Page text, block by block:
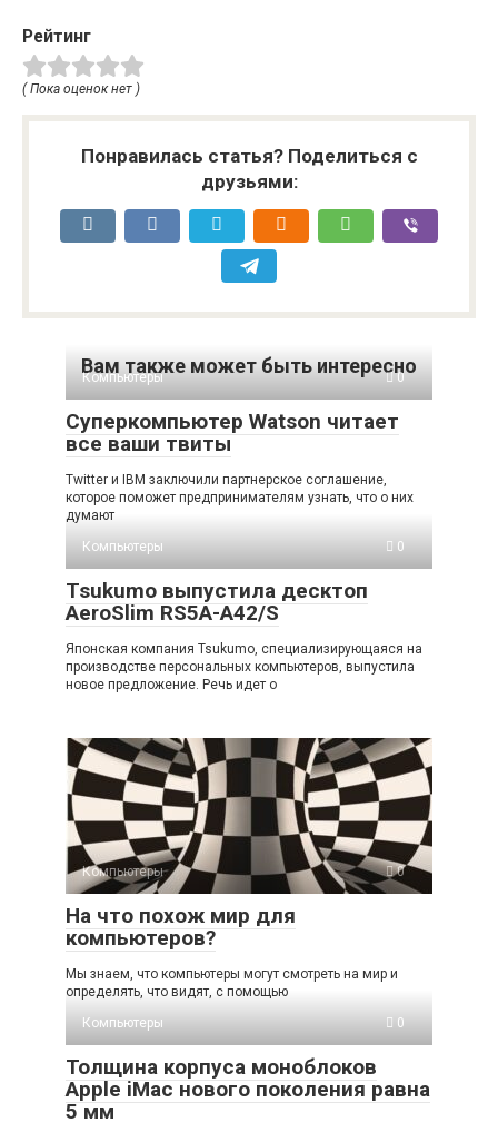
Рейтинг
( Пока оценок нет )
Понравилась статья? Поделиться с
друзьями:
Вам также может быть интересно
Компьютеры 0
Суперкомпьютер Watson читает
все ваши твиты
Twitter и IBM заключили партнерское соглашение,
которое поможет предпринимателям узнать, что о них
думают
Компьютеры
0
Tsukumo выпустила десктоп
AeroSlim RS5A-A42/S
Японская компания Tsukumo, специализирующаяся на
производстве персональных компьютеров, выпустила
новое предложение. Речь идет о
Компьютеры 0
На что похож мир для
компьютеров?
Мы знаем, что компьютеры могут смотреть на мир и
определять, что видят, с помощью
Компьютеры
0
Толщина корпуса моноблоков
Apple iMac нового поколения равна
5 мм